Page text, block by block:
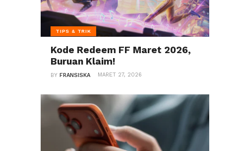
TIPS & TRIK
Kode Redeem FF Maret 2026,
Buruan Klaim!
BYFRANSISKA MARET 27, 2026